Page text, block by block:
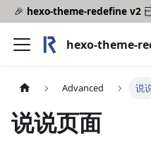
🎉 hexo-theme-redefine v2
hexo-theme-
Advanced 说
说说页面